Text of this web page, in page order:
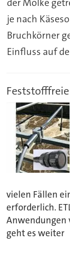
der Molke
je nach
Bruchkörner
Einfluss auf
vielen Fällen
erforderlich.
Anwendungen
geht es weiter